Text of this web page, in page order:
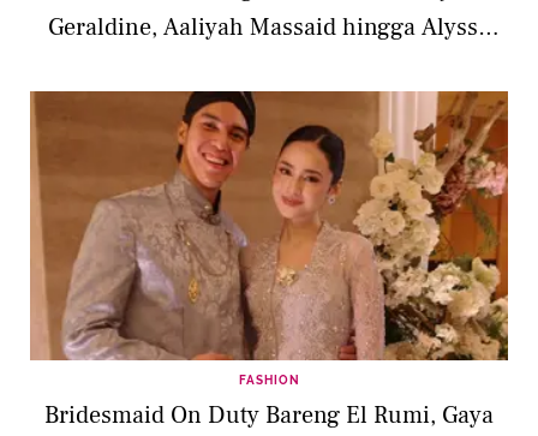
Geraldine, Aaliyah Massaid hingga Alyssa
FASHION
Bridesmaid On Duty Bareng El Rumi, Gaya